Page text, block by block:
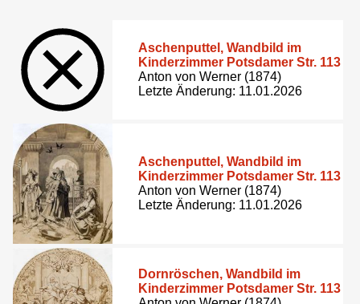
Aschenputtel, Wandbild im
Kinderzimmer Potsdamer Str. 113
Anton von Werner (1874)
Letzte Änderung: 11.01.2026
Aschenputtel, Wandbild im
Kinderzimmer Potsdamer Str. 113
Anton von Werner (1874)
Letzte Änderung: 11.01.2026
Dornröschen, Wandbild im
Kinderzimmer Potsdamer Str. 113